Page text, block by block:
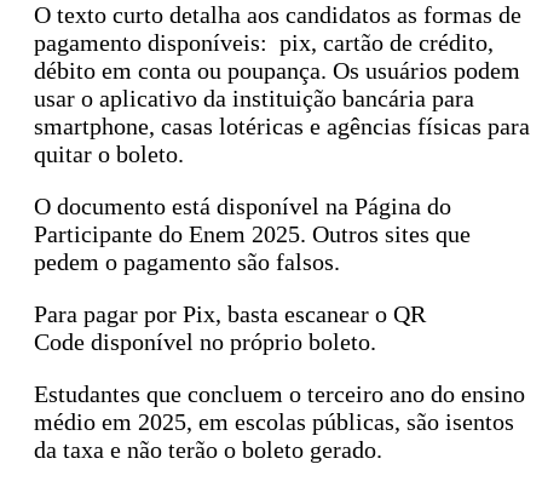
O texto curto detalha aos candidatos as formas de
pagamento disponíveis: pix, cartão de crédito,
débito em conta ou poupança. Os usuários podem
usar o aplicativo da instituição bancária para
smartphone, casas lotéricas e agências físicas para
quitar o boleto.
O documento está disponível na Página do
Participante do Enem 2025. Outros sites que
pedem o pagamento são falsos.
Para pagar por Pix, basta escanear o QR
Code disponível no próprio boleto.
Estudantes que concluem o terceiro ano do ensino
médio em 2025, em escolas públicas, são isentos
da taxa e não terão o boleto gerado.